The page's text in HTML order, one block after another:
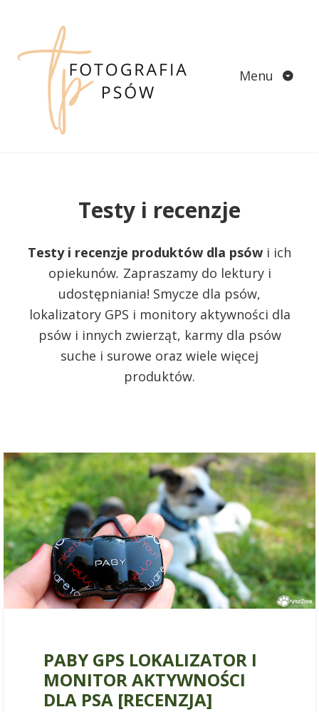
content
Menu
Testy i recenzje
Testy i recenzje produktów dla psów i ich
opiekunów. Zapraszamy do lektury i
udostępniania! Smycze dla psów,
lokalizatory GPS i monitory aktywności dla
psów i innych zwierząt, karmy dla psów
suche i surowe oraz wiele więcej
produktów.
PABY GPS LOKALIZATOR I
MONITOR AKTYWNOŚCI
DLA PSA [RECENZJA]